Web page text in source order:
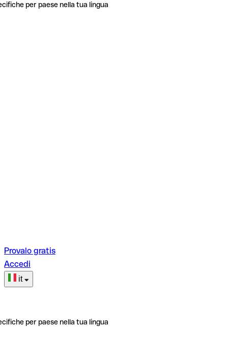
per paese nella tua lingua
Provalo gratis
Accedi
it
per paese nella tua lingua